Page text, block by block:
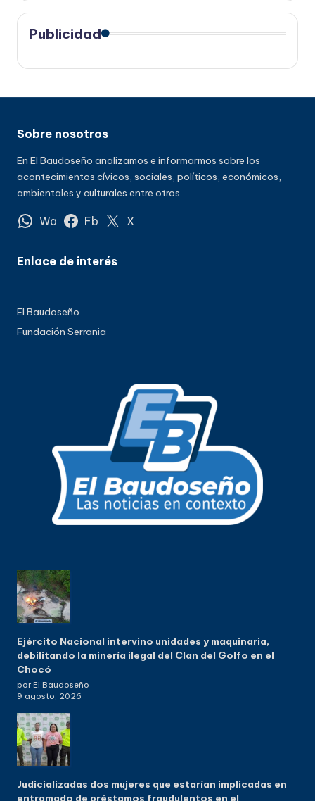
Publicidad
Sobre nosotros
En El Baudoseño analizamos e informarmos sobre los
acontecimientos cívicos, sociales, políticos, económicos,
ambientales y culturales entre otros.
Wa Fb X
Enlace de interés
El Baudoseño
Fundación Serrania
Ejército Nacional intervino unidades y maquinaria,
debilitando la minería ilegal del Clan del Golfo en el
Chocó
por El Baudoseño
9 agosto, 2026
Judicializadas dos mujeres que estarían implicadas en